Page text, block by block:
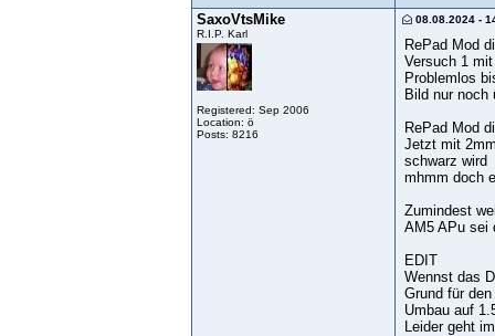
SaxoVtsMike
R.I.P. Karl
Registered: Sep 2006
Location: ö
Posts: 8216
08.08.2024 -
RePad Mod
Versuch 1
Problemlos
Bild nur noch
RePad Mod
Jetzt mit
schwarz wird
mhmm doch
Zumindest
AM5 APu sei
EDIT
Wennst das
Grund für
Umbau auf
Leider geht